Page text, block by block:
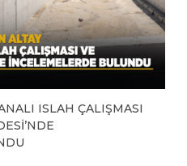
ISLAH ÇALIŞMASI